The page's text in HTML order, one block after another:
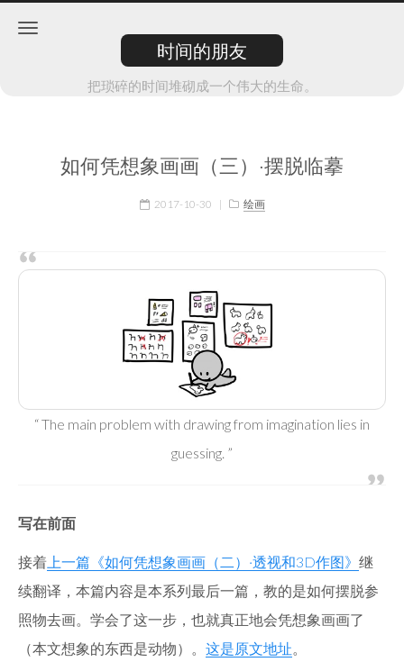
时间的朋友
把琐碎的时间堆砌成一个伟大的生命。
如何凭想象画画（三）·摆脱临摹
2017-10-30 | 绘画
“ The main problem with drawing from imagination lies in
guessing. ”
写在前面
接着 上一篇《如何凭想象画画（二）·透视和3D作图》 继
续翻译，本篇内容是本系列最后一篇，教的是如何摆脱参
照物去画。学会了这一步，也就真正地会凭想象画画了
（本文想象的东西是动物）。 这是原文地址。